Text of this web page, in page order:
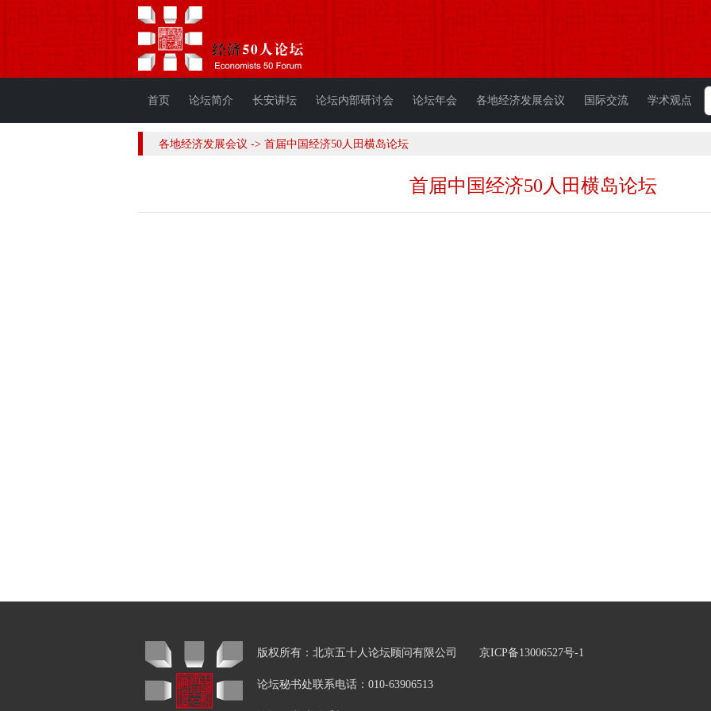
首页 论坛简介 长安讲坛 论坛内部研讨会 论坛年会 各地经济发展会议 国际交流 学术观点
各地经济发展会议 -> 首届中国经济50人田横岛论坛
首届中国经济50人田横岛论坛
版权所有：北京五十人论坛顾问有限公司 京ICP备13006527号-1
论坛秘书处联系电话：010-63906513